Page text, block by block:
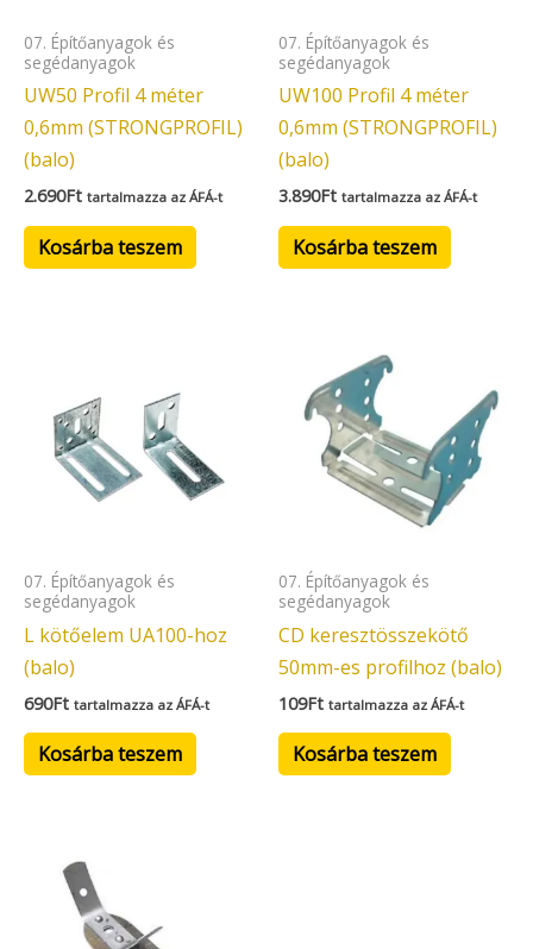
07. Építőanyagok és
segédanyagok
UW50 Profil 4 méter
0,6mm (STRONGPROFIL)
(balo)
2.690Ft tartalmazza az ÁFÁ-t
Kosárba teszem
07. Építőanyagok és
segédanyagok
UW100 Profil 4 méter
0,6mm (STRONGPROFIL)
(balo)
3.890Ft tartalmazza az ÁFÁ-t
Kosárba teszem
07. Építőanyagok és
segédanyagok
L kötőelem UA100-hoz
(balo)
690Ft tartalmazza az ÁFÁ-t
Kosárba teszem
07. Építőanyagok és
segédanyagok
CD keresztösszekötő
50mm-es profilhoz (balo)
109Ft tartalmazza az ÁFÁ-t
Kosárba teszem